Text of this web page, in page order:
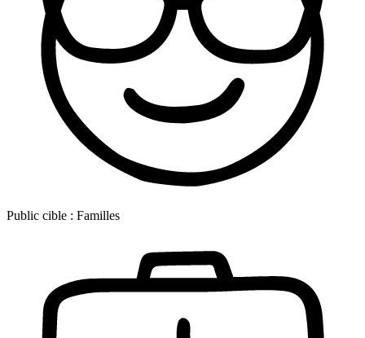
Public cible : Familles